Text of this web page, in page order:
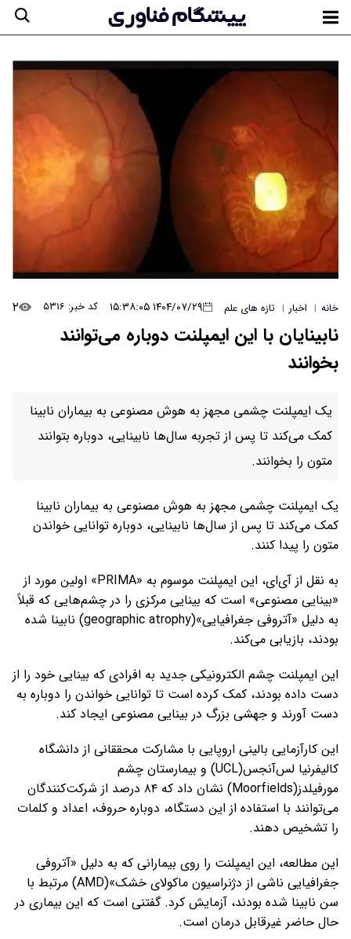
خانه | اخبار | تازه های علم ۱۴۰۴/۰۷/۲۹ ۱۵:۳۸:۰۵ کد خبر: ۵۳۱۶ ۲
نابینایان با این ایمپلنت دوباره می‌توانند
بخوانند
یک ایمپلنت چشمی مجهز به هوش مصنوعی به بیماران نابینا
کمک می‌کند تا پس از تجربه سال‌ها نابینایی، دوباره بتوانند
متون را بخوانند.
یک ایمپلنت چشمی مجهز به هوش مصنوعی به بیماران نابینا
کمک می‌کند تا پس از سال‌ها نابینایی، دوباره توانایی خواندن
متون را پیدا کنند.
به نقل از آی‌ای، این ایمپلنت موسوم به «PRIMA» اولین مورد از
«بینایی مصنوعی» است که بینایی مرکزی را در چشم‌هایی که قبلاً
به دلیل «آتروفی جغرافیایی»(geographic atrophy) نابینا شده
بودند، بازیابی می‌کند.
این ایمپلنت چشم الکترونیکی جدید به افرادی که بینایی خود را از
دست داده بودند، کمک کرده است تا توانایی خواندن را دوباره به
دست آورند و جهشی بزرگ در بینایی مصنوعی ایجاد کند.
این کارآزمایی بالینی اروپایی با مشارکت محققانی از دانشگاه
کالیفرنیا لس‌آنجس(UCL) و بیمارستان چشم
مورفیلدز(Moorfields) نشان داد که ۸۴ درصد از شرکت‌کنندگان
می‌توانند با استفاده از این دستگاه، دوباره حروف، اعداد و کلمات
را تشخیص دهند.
این مطالعه، این ایمپلنت را روی بیمارانی که به دلیل «آتروفی
جغرافیایی ناشی از دژنراسیون ماکولای خشک»(AMD) مرتبط با
سن نابینا شده بودند، آزمایش کرد. گفتنی است که این بیماری در
حال حاضر غیرقابل درمان است.